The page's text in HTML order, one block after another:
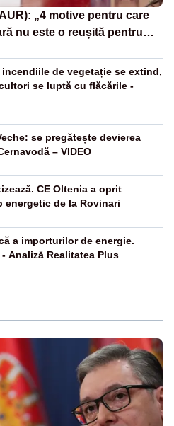
„4 motive pentru care
nu este o reușită pentru
de vegetație se extind,
se luptă cu flăcările -
se pregătește devierea
– VIDEO
CE Oltenia a oprit
energetic de la Rovinari
a importurilor de energie.
Analiză Realitatea Plus